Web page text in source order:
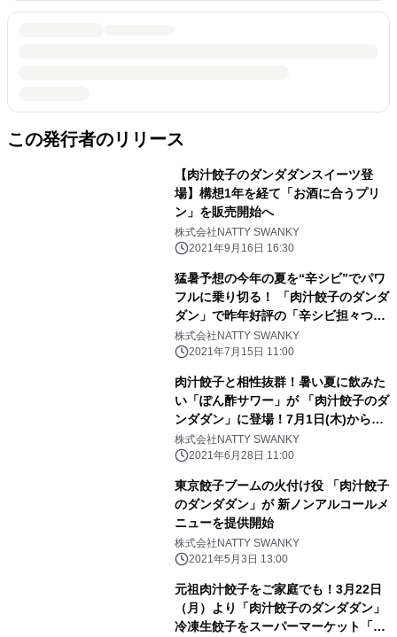
この発行者のリリース
【肉汁餃子のダンダダンスイーツ登
場】構想1年を経て「お酒に合うプリ
ン」を販売開始へ
株式会社NATTY SWANKY
2021年9月16日 16:30
猛暑予想の今年の夏を“辛シビ”でパワ
フルに乗り切る！ 「肉汁餃子のダンダ
ダン」で昨年好評の「辛シビ担々つけ
麺」が復活 7月15日(木)より期間限定
販売開始
株式会社NATTY SWANKY
2021年7月15日 11:00
肉汁餃子と相性抜群！暑い夏に飲みた
い「ぽん酢サワー」が 「肉汁餃子のダ
ンダダン」に登場！7月1日(木)から期
間限定で販売スタート
株式会社NATTY SWANKY
2021年6月28日 11:00
東京餃子ブームの火付け役 「肉汁餃子
のダンダダン」が 新ノンアルコールメ
ニューを提供開始
株式会社NATTY SWANKY
2021年5月3日 13:00
元祖肉汁餃子をご家庭でも！3月22日
（月）より「肉汁餃子のダンダダン」
冷凍生餃子をスーパーマーケット「い